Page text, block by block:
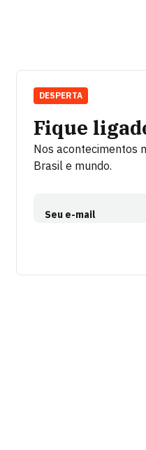
Fique
Nos acontecimentos
Brasil e mundo.
Seu e-mail
DESPERTA